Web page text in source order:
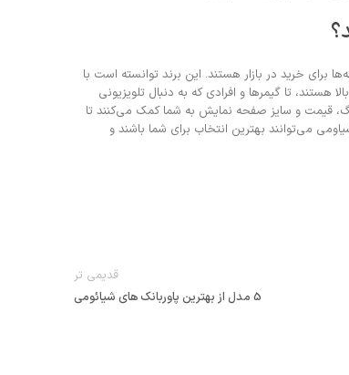
برای خرید در بازار هستند. این برند توانسته است با
هستند، تا گیمرها و افرادی که به دنبال تلویزیونی
قیمت و سایز صفحه نمایش به شما کمک می‌کنند تا
می‌توانند بهترین انتخاب برای شما باشند و
قدیمی تر
5 مدل از بهترین پاوربانک های شیائومی